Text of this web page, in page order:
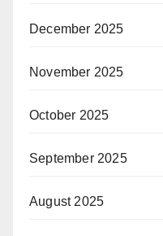
December 2025
November 2025
October 2025
September 2025
August 2025